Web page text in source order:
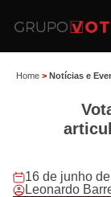
Home > Notícias e
16 de junho
Leonardo